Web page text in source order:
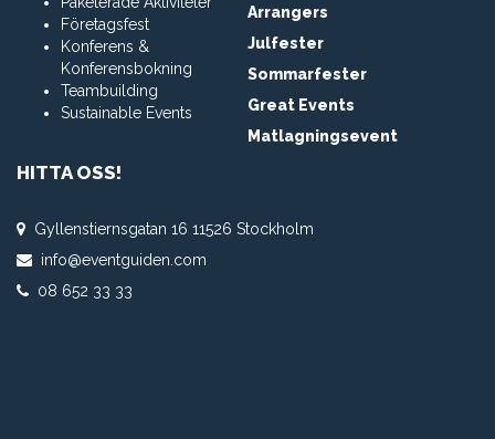
Företagsfest
Konferens &
Konferensbokning
Teambuilding
Sustainable Events
Arrangers
Julfester
Sommarfester
Great Events
Matlagningsevent
HITTA OSS!
Gyllenstiernsgatan 16 11526 Stockholm
info@eventguiden.com
08 652 33 33